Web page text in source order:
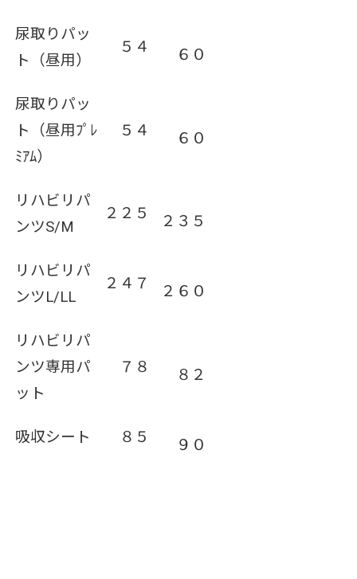
尿取りパッ
ト（昼用）
５４ ６０
尿取りパッ
ト（昼用ﾌﾟﾚ
ﾐｱﾑ）
５４ ６０
リハビリパ
ンツS/M
２２５ ２３５
リハビリパ
ンツL/LL
２４７ ２６０
リハビリパ
ンツ専用パ
ット
７８ ８２
吸収シート ８５ ９０